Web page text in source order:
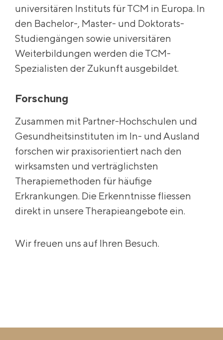
universitären Instituts für TCM in Europa. In
den Bachelor-, Master- und Doktorats-
Studiengängen sowie universitären
Weiterbildungen werden die TCM-
Spezialisten der Zukunft ausgebildet.
Forschung
Zusammen mit Partner-Hochschulen und
Gesundheitsinstituten im In- und Ausland
forschen wir praxisorientiert nach den
wirksamsten und verträglichsten
Therapiemethoden für häufige
Erkrankungen. Die Erkenntnisse fliessen
direkt in unsere Therapieangebote ein.
Wir freuen uns auf Ihren Besuch.